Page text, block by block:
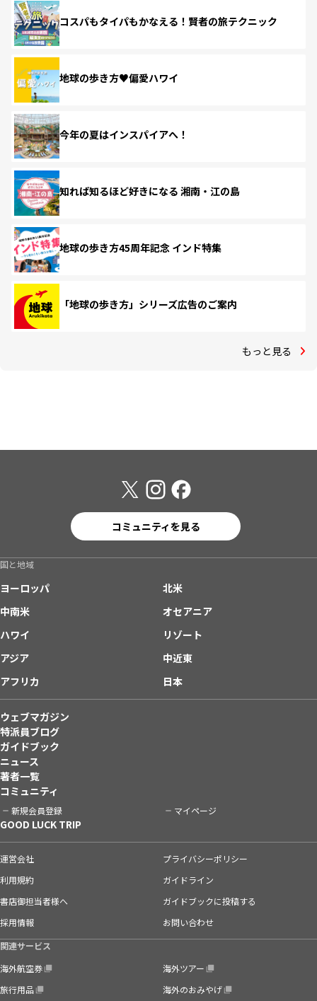
コスパもタイパもかなえる！賢者の旅テクニック
地球の歩き方♥偏愛ハワイ
今年の夏はインスパイアへ！
知れば知るほど好きになる 湘南・江の島
地球の歩き方45周年記念 インド特集
「地球の歩き方」シリーズ広告のご案内
もっと見る
コミュニティを見る
国と地域
ヨーロッパ
北米
中南米
オセアニア
ハワイ
リゾート
アジア
中近東
アフリカ
日本
ウェブマガジン
特派員ブログ
ガイドブック
ニュース
著者一覧
コミュニティ
新規会員登録 マイページ
GOOD LUCK TRIP
運営会社
プライバシーポリシー
利用規約
ガイドライン
書店御担当者様へ
ガイドブックに投稿する
採用情報
お問い合わせ
関連サービス
海外航空券
海外ツアー
旅行用品
海外のおみやげ